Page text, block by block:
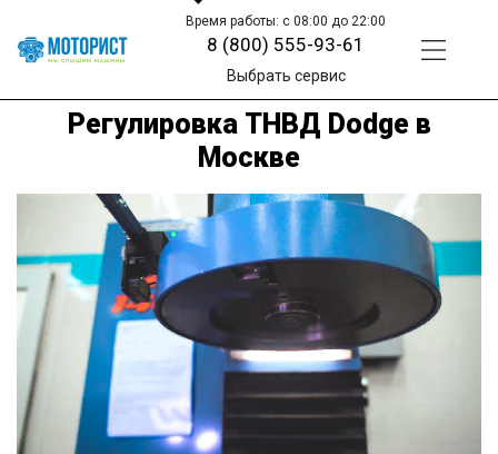
Время работы: с 08:00 до 22:00
8 (800) 555-93-61
Выбрать сервис
Регулировка ТНВД Dodge в
Москве